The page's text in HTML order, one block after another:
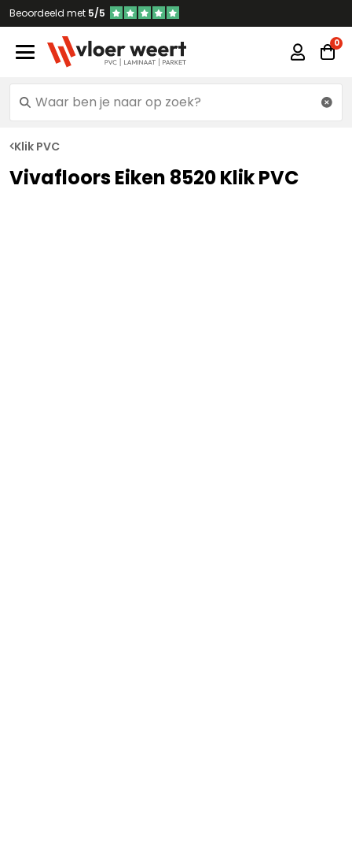
Beoordeeld met 5/5
Klik PVC
Vivafloors Eiken 8520 Klik PVC